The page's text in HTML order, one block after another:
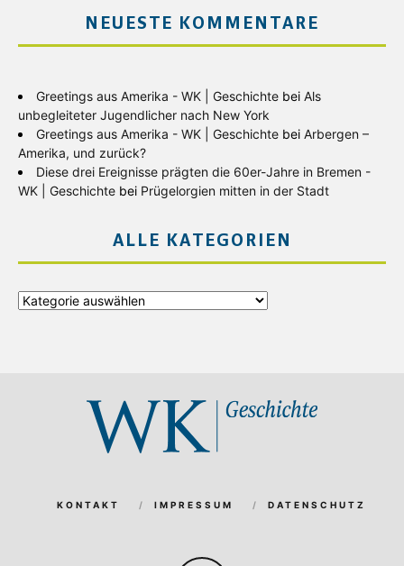
NEUESTE KOMMENTARE
Greetings aus Amerika - WK | Geschichte bei Als
unbegleiteter Jugendlicher nach New York
Greetings aus Amerika - WK | Geschichte bei Arbergen –
Amerika, und zurück?
Diese drei Ereignisse prägten die 60er-Jahre in Bremen -
WK | Geschichte bei Prügelorgien mitten in der Stadt
ALLE KATEGORIEN
Alle
KONTAKT IMPRESSUM DATENSCHUTZ